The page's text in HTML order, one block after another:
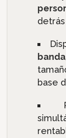
banda
base